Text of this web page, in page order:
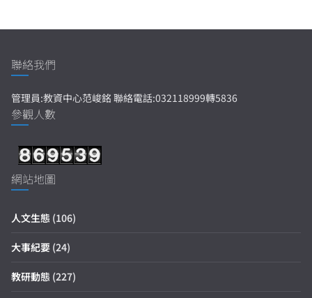
聯絡我們
管理員:教資中心范峻銘 聯絡電話:032118999轉5836
參觀人數
網站地圖
人文生態 (106)
大事紀要 (24)
教研動態 (227)